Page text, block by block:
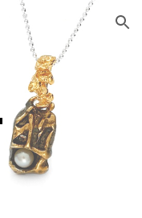
Skip to navigation